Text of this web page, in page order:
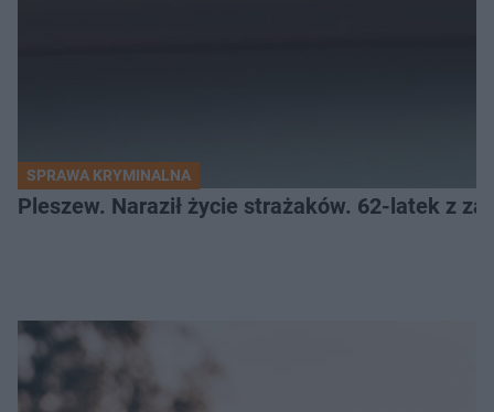
SPRAWA KRYMINALNA
Pleszew. Naraził życie strażaków. 62-latek z